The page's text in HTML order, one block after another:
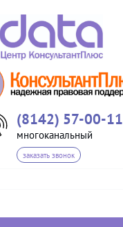
(8142) 57-00-11
многоканальный
заказать звонок